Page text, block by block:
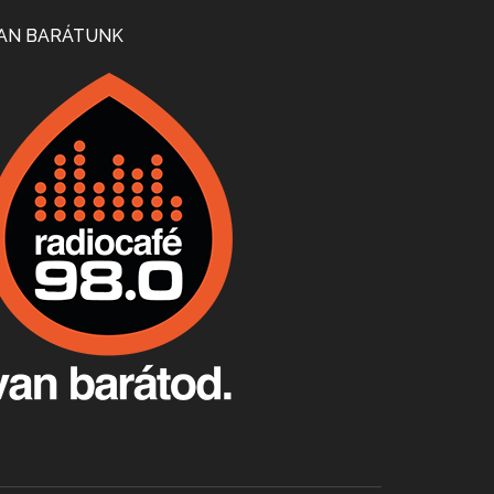
Apr 24, 2026 • 00:38:10
Villány, kékfrankos, Jackfall
Apr 17, 2026 • 00:35:38
Apr 9, 2026 • 00:37:17
BARÁTUNK